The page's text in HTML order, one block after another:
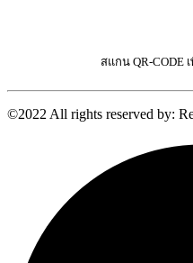
สแกน QR-CODE
©2022 All rights reserved by: